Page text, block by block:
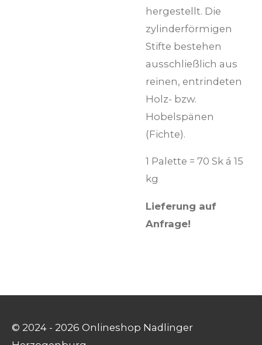
hergestellt. Die
zylinderförmigen
Stifte bestehen
ausschließlich aus
reinen, entrindeten
Holz- bzw.
Hobelspänen
(Fichte).
1 Palette = 70 Sk á 15
kg
Lieferung auf
Anfrage!
© 2024 - 2026 Onlineshop Nadlinger